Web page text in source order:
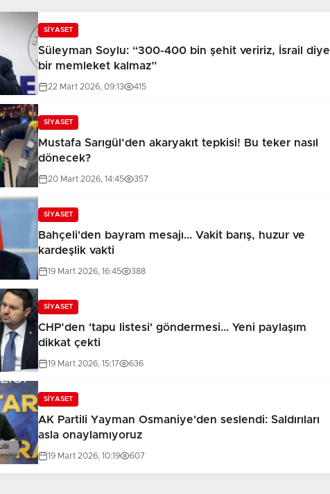
SİYASET
Süleyman Soylu: “300-400 bin şehit veririz, İsrail diye
bir memleket kalmaz”
22 Mart 2026, 09:13 415
SİYASET
Mustafa Sarıgül’den akaryakıt tepkisi! Bu teker nasıl
dönecek?
20 Mart 2026, 14:45 357
SİYASET
Bahçeli'den bayram mesajı... Vakit barış, huzur ve
kardeşlik vakti
19 Mart 2026, 16:45 388
SİYASET
CHP’den 'tapu listesi' göndermesi... Yeni paylaşım
dikkat çekti
19 Mart 2026, 15:17 636
SİYASET
AK Partili Yayman Osmaniye'den seslendi: Saldırıları
asla onaylamıyoruz
19 Mart 2026, 10:19 607